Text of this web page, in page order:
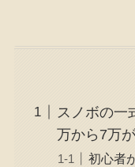
スノボの一
万から7万
初心者